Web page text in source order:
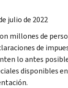
julio de 2022
millones de
de
lo antes
disponibles en